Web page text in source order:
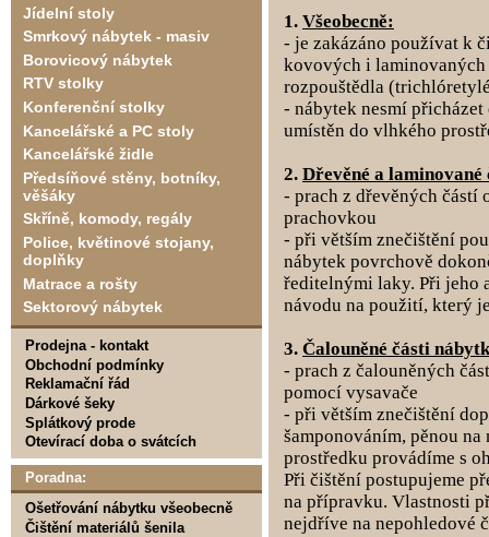
Jídelní stoly
Smrkový nábytek - masiv
Borovicový nábytek
RTV stolky
Konferenční stolky
Kancelářské a PC stoly
Kancelářské židle
Předsíňové stěny, botníky,
věšáky
Skříně, komody, regály
Police, květinové stojany,
doplňky
Matrace a rošty
Sektorový nábytek
Prodejna - kontakt
Obchodní podmínky
Reklamační řád
Dárkové šeky
Splátkový prode
Otevírací doba o svátcích
Poradna:
Ošetřování nábytku všeobecně
Čištění materiálů šenila
1. Všeobecně:
- je zakázáno používat k
kovových i
rozpouštědla
- nábytek nesmí
umístěn do vlhkého
2. Dřevěné a laminované
- prach z dřevěných částí
prachovkou
- při větším znečištění
nábytek povrchově
ředitelnými laky. Při jeho
návodu na použití, který
3. Čalouněné části
- prach z čalouněných
pomocí vysavače
- při větším znečištění
šamponováním, pěnou
prostředku provádíme s
Při čištění postupujeme
na přípravku. Vlastnosti
nejdříve na nepohledové